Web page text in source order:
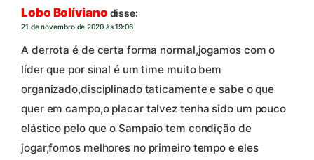
Lobo Bolíviano disse:
21 de novembro de 2020 às 19:06
A derrota é de certa forma normal,jogamos com o
líder que por sinal é um time muito bem
organizado,disciplinado taticamente e sabe o que
quer em campo,o placar talvez tenha sido um pouco
elástico pelo que o Sampaio tem condição de
jogar,fomos melhores no primeiro tempo e eles